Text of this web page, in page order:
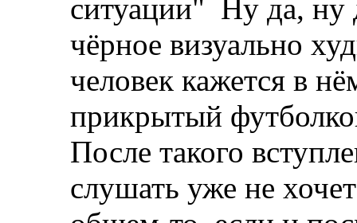
ситуации" Ну да, ну
чёрное визуально
человек кажется в
прикрытый
После такого
слушать уже не